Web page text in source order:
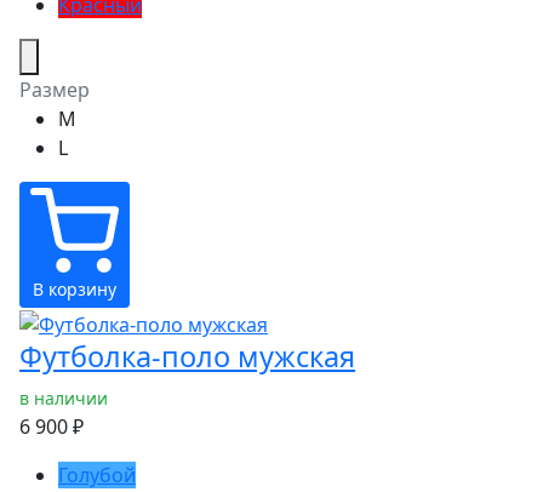
Красный
Размер
M
L
В корзину
Футболка-поло мужская
в наличии
6 900 ₽
Голубой